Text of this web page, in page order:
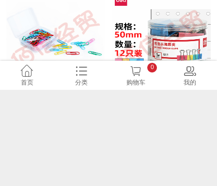
得力(deli)12只50mm彩色长尾夹票夹 1#金属燕尾夹票据夹子 办公用品 8551
首页 分类 购物车
0
我的